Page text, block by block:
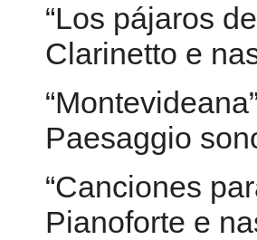
“Los pájaros
Clarinetto e
Paesaggio
“Canciones
Pianoforte e